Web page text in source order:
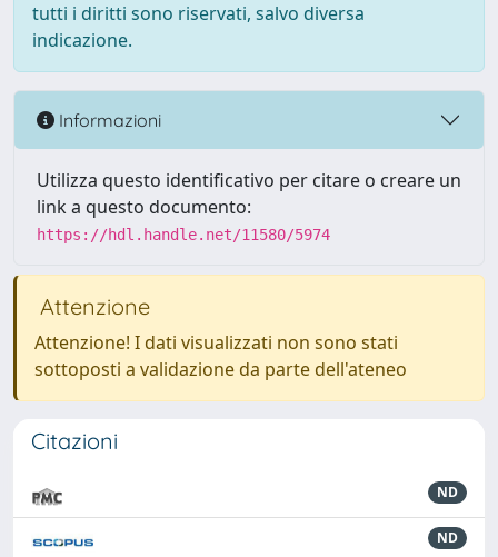
tutti i diritti sono riservati, salvo diversa
indicazione.
Informazioni
Utilizza questo identificativo per citare o creare un
link a questo documento:
https://hdl.handle.net/11580/5974
Attenzione
Attenzione! I dati visualizzati non sono stati
sottoposti a validazione da parte dell'ateneo
Citazioni
ND
ND